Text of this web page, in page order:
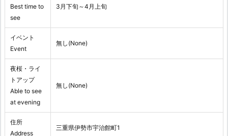
Best time to
see
3月下旬～4月上旬
イベント
Event
無し(None)
夜桜・ライ
トアップ
Able to see
at evening
無し(None)
住所
Address
三重県伊勢市宇治館町1